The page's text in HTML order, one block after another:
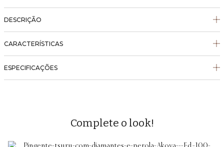
DESCRIÇÃO
CARACTERÍSTICAS
ESPECIFICAÇÕES
Complete o look!